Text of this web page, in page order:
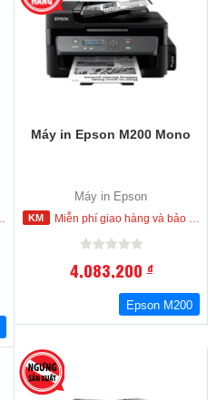
Máy in Epson M200 Mono
Máy in Epson
Miễn phí giao hàng và bảo hành tận nơi trong nội thành Hồ Chí Minh
4,083,200đ
Epson M200